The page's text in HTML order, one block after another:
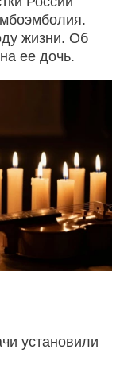
жизни. Об
ее дочь.
установили